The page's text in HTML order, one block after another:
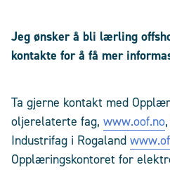
Jeg ønsker å bli lærling
kontakte for å få mer
Ta gjerne kontakt med
oljerelaterte fag, www.oof.no
Industrifag i Rogaland
Opplæringskontoret for